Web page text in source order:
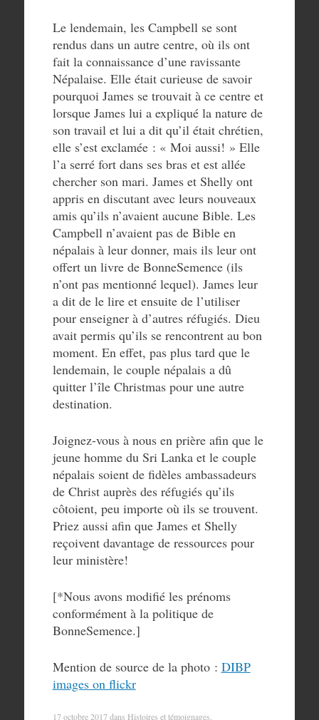
Le lendemain, les Campbell se sont
rendus dans un autre centre, où ils ont
fait la connaissance d’une ravissante
Népalaise. Elle était curieuse de savoir
pourquoi James se trouvait à ce centre et
lorsque James lui a expliqué la nature de
son travail et lui a dit qu’il était chrétien,
elle s’est exclamée : « Moi aussi! » Elle
l’a serré fort dans ses bras et est allée
chercher son mari. James et Shelly ont
appris en discutant avec leurs nouveaux
amis qu’ils n’avaient aucune Bible. Les
Campbell n’avaient pas de Bible en
népalais à leur donner, mais ils leur ont
offert un livre de BonneSemence (ils
n’ont pas mentionné lequel). James leur
a dit de le lire et ensuite de l’utiliser
pour enseigner à d’autres réfugiés. Dieu
avait permis qu’ils se rencontrent au bon
moment. En effet, pas plus tard que le
lendemain, le couple népalais a dû
quitter l’île Christmas pour une autre
destination.
Joignez-vous à nous en prière afin que le
jeune homme du Sri Lanka et le couple
népalais soient de fidèles ambassadeurs
de Christ auprès des réfugiés qu’ils
côtoient, peu importe où ils se trouvent.
Priez aussi afin que James et Shelly
reçoivent davantage de ressources pour
leur ministère!
[*Nous avons modifié les prénoms
conformément à la politique de
BonneSemence.]
Mention de source de la photo : DIBP
images on flickr
17 octobre 2017 dans Histoires et témoignages